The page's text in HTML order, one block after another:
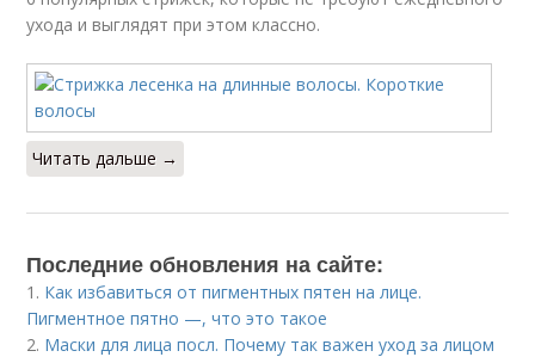
ухода и выглядят при этом классно.
Читать дальше →
Последние обновления на сайте:
1. Как избавиться от пигментных пятен на лице.
Пигментное пятно —, что это такое
2. Маски для лица посл. Почему так важен уход за лицом